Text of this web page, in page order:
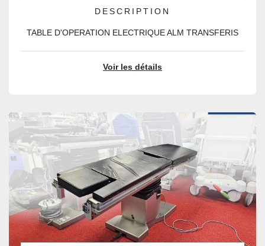
DESCRIPTION
TABLE D'OPERATION ELECTRIQUE ALM TRANSFERIS
Voir les détails